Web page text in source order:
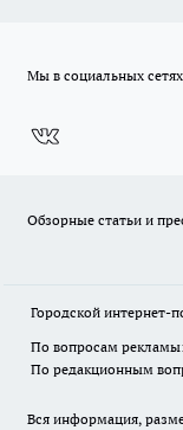
Мы в социальных сетях
Обзорные статьи и
Городской интернет-
По вопросам
По редакционным
Вся информация,